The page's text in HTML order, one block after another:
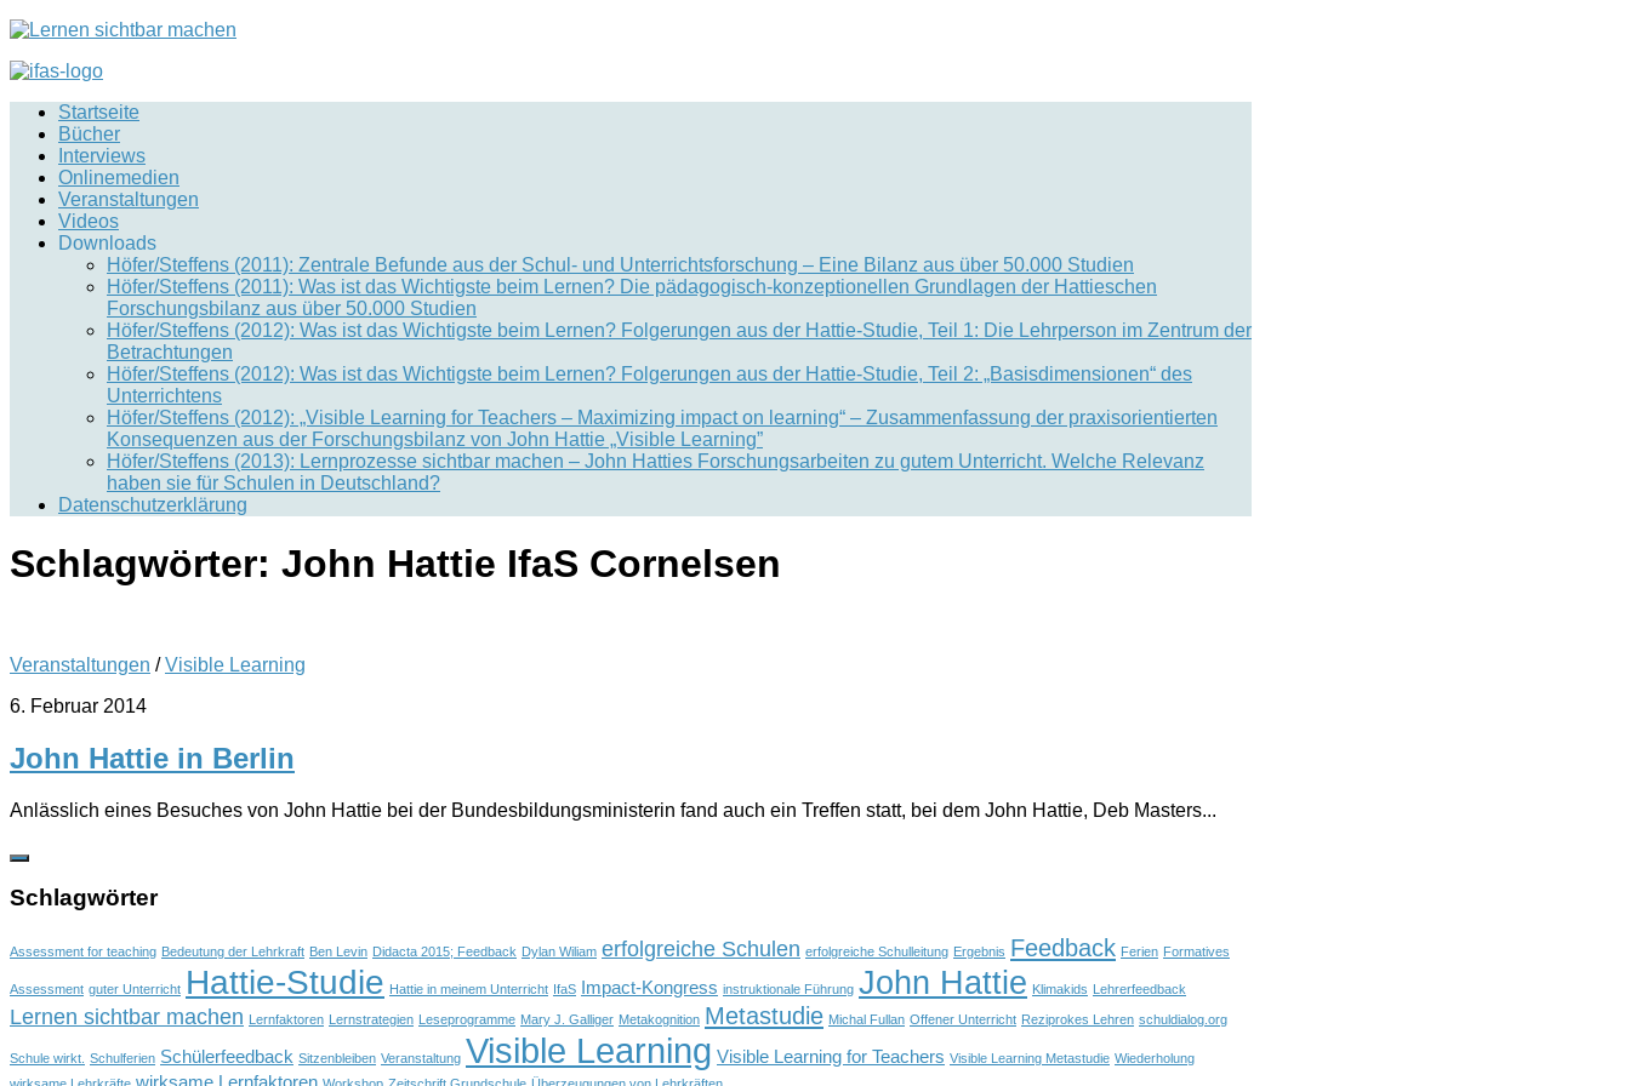
Startseite
Bücher
Interviews
Onlinemedien
Veranstaltungen
Videos
Downloads
Höfer/Steffens (2011): Zentrale Befunde aus der Schul- und Unterrichtsforschung – Eine Bilanz aus über 50.000 Studien
Höfer/Steffens (2011): Was ist das Wichtigste beim Lernen? Die pädagogisch-konzeptionellen Grundlagen der Hattieschen
Forschungsbilanz aus über 50.000 Studien
Höfer/Steffens (2012): Was ist das Wichtigste beim Lernen? Folgerungen aus der Hattie-Studie, Teil 1: Die Lehrperson im Zentrum der
Betrachtungen
Höfer/Steffens (2012): Was ist das Wichtigste beim Lernen? Folgerungen aus der Hattie-Studie, Teil 2: „Basisdimensionen“ des
Unterrichtens
Höfer/Steffens (2012): „Visible Learning for Teachers – Maximizing impact on learning“ – Zusammenfassung der praxisorientierten
Konsequenzen aus der Forschungsbilanz von John Hattie „Visible Learning”
Höfer/Steffens (2013): Lernprozesse sichtbar machen – John Hatties Forschungsarbeiten zu gutem Unterricht. Welche Relevanz
haben sie für Schulen in Deutschland?
Datenschutzerklärung
Schlagwörter: John Hattie IfaS Cornelsen
Veranstaltungen /Visible Learning
6. Februar 2014
John Hattie in Berlin
Anlässlich eines Besuches von John Hattie bei der Bundesbildungsministerin fand auch ein Treffen statt, bei dem John Hattie, Deb Masters...
Schlagwörter
Assessment for teaching Bedeutung der Lehrkraft Ben Levin Didacta 2015; Feedback Dylan Wiliam erfolgreiche Schulen erfolgreiche Schulleitung Ergebnis Feedback Ferien Formatives
Assessment guter Unterricht Hattie-Studie Hattie in meinem Unterricht IfaS Impact-Kongress instruktionale Führung John Hattie Klimakids Lehrerfeedback
Lernen sichtbar machen Lernfaktoren Lernstrategien Leseprogramme Mary J. Galliger Metakognition Metastudie Michal Fullan Offener Unterricht Reziprokes Lehren schuldialog.org
Schule wirkt. Schulferien Schülerfeedback Sitzenbleiben Veranstaltung Visible Learning Visible Learning for Teachers Visible Learning Metastudie Wiederholung